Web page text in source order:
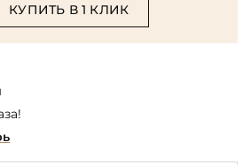
КУПИТЬ В 1 КЛИК